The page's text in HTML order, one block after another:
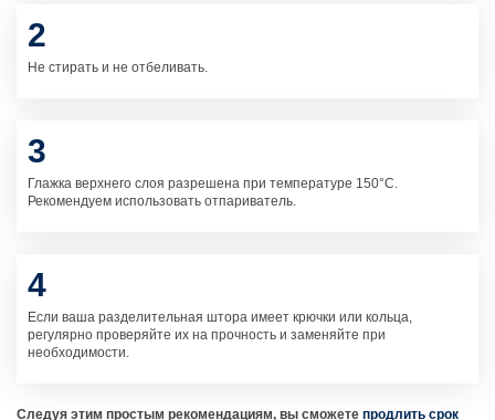
2
Не стирать и не отбеливать.
3
Глажка верхнего слоя разрешена при температуре 150°C.
Рекомендуем использовать отпариватель.
4
Если ваша разделительная штора имеет крючки или кольца,
регулярно проверяйте их на прочность и заменяйте при
необходимости.
Следуя этим простым рекомендациям, вы сможете продлить срок